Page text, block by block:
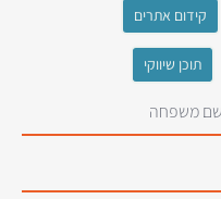
קידום אתרים
תוכן שיווקי